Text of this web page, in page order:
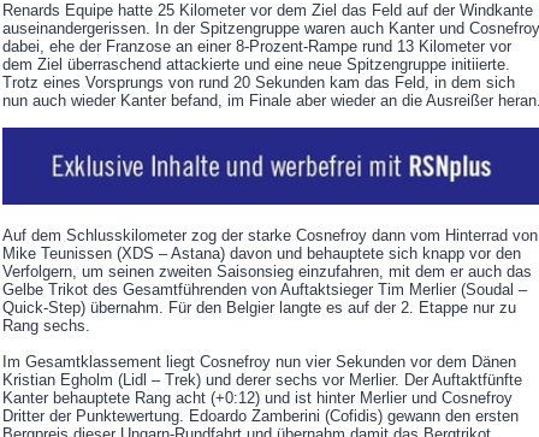
Renards Equipe hatte 25 Kilometer vor dem Ziel das Feld auf der Windkante
auseinandergerissen. In der Spitzengruppe waren auch Kanter und Cosnefroy
dabei, ehe der Franzose an einer 8-Prozent-Rampe rund 13 Kilometer vor
dem Ziel überraschend attackierte und eine neue Spitzengruppe initiierte.
Trotz eines Vorsprungs von rund 20 Sekunden kam das Feld, in dem sich
nun auch wieder Kanter befand, im Finale aber wieder an die Ausreißer
Auf dem Schlusskilometer zog der starke Cosnefroy dann vom Hinterrad von
Mike Teunissen (XDS – Astana) davon und behauptete sich knapp vor den
Verfolgern, um seinen zweiten Saisonsieg einzufahren, mit dem er auch das
Gelbe Trikot des Gesamtführenden von Auftaktsieger Tim Merlier (Soudal –
Quick-Step) übernahm. Für den Belgier langte es auf der 2. Etappe nur zu
Rang sechs.
Im Gesamtklassement liegt Cosnefroy nun vier Sekunden vor dem Dänen
Kristian Egholm (Lidl – Trek) und derer sechs vor Merlier. Der Auftaktfünfte
Kanter behauptete Rang acht (+0:12) und ist hinter Merlier und Cosnefroy
Dritter der Punktewertung. Edoardo Zamberini (Cofidis) gewann den ersten